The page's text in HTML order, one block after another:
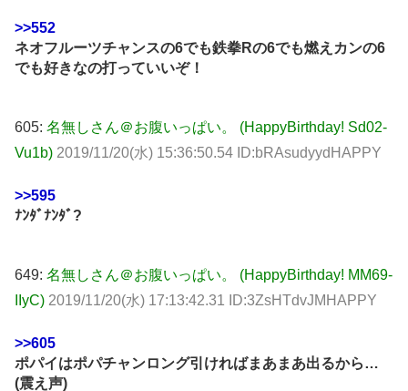
>>552
ネオフルーツチャンスの6でも鉄拳Rの6でも燃えカンの6
でも好きなの打っていいぞ！
605: 名無しさん＠お腹いっぱい。 (HappyBirthday! Sd02-
Vu1b) 2019/11/20(水) 15:36:50.54 ID:bRAsudyydHAPPY
>>595
ﾅﾝﾀﾞﾅﾝﾀﾞ?
649: 名無しさん＠お腹いっぱい。 (HappyBirthday! MM69-
IIyC) 2019/11/20(水) 17:13:42.31 ID:3ZsHTdvJMHAPPY
>>605
ポパイはポパチャンロング引ければまあまあ出るから…
(震え声)